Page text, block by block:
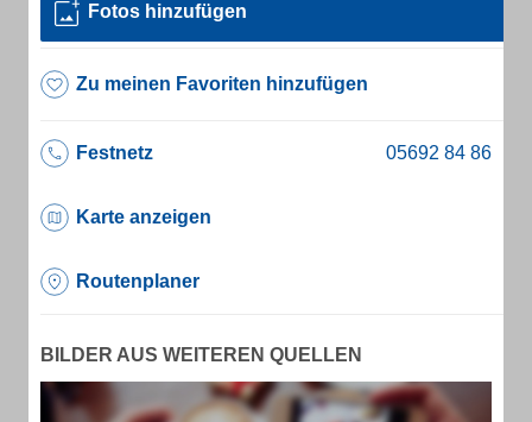
Fotos hinzufügen
Zu meinen Favoriten hinzufügen
Festnetz
Karte anzeigen
Routenplaner
BILDER AUS WEITEREN QUELLEN